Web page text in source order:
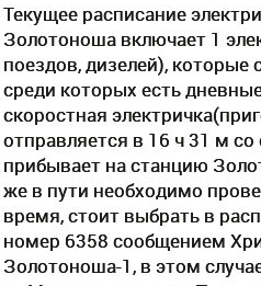
Текущее расписание
Золотоноша включает 1
поездов, дизелей), которые
среди которых есть
скоростная
отправляется в 16 ч 31 м со
прибывает на станцию
же в пути необходимо
время, стоит выбрать в
номер 6358 сообщением
Золотоноша-1, в этом